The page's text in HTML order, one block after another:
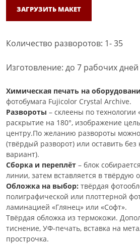
ЗАГРУЗИТЬ МАКЕТ
Количество разворотов: 1- 35
Изготовление: до 7 рабочих дней
Химическая печать на
фотобумага Fujicolor Crystal Archive.
Развороты – склеены по
раскрытие на 180°, изображение
центру.По желанию развороты
(твёрдый разворот) или оставить без
вариант).
Сборка и переплёт – блок
линии, затем вставляется в твёрдую
Обложка на выбор: твёрдая
полиграфической или плоттерной
ламинацией «Глянец» или «Софт».
Твёрдая обложка из термокожи.
тиснение, УФ-печать, вставка на
прострочка.